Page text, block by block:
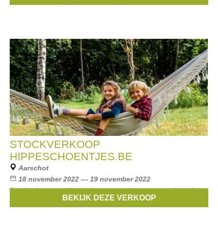
STOCKVERKOOP
HIPPESCHOENTJES.BE
Aarschot
18 november 2022 --- 19 november 2022
Stockverkoop van kinderschoenen, tasjes en accessoires uit
vorige collecties en eindereeksen. Kortingen tot -60%.
BEKIJK DEZE VERKOOP